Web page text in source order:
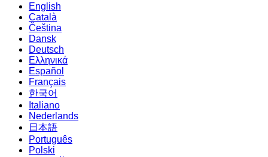
English
Català
Čeština
Dansk
Deutsch
Ελληνικά
Español
Français
한국어
Italiano
Nederlands
日本語
Português
Polski